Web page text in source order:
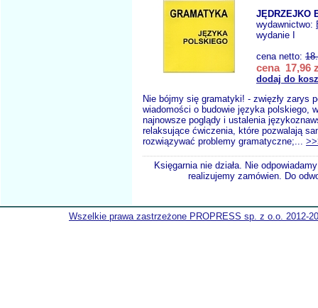
JĘDRZEJKO
wydawnictwo:
wydanie I
cena netto:
cena 17,96
dodaj do
Nie bójmy się gramatyki! - zwięzły zarys
wiadomości o budowie języka polskiego,
najnowsze poglądy i ustalenia
relaksujące ćwiczenia, które pozwalają
rozwiązywać problemy gramatyczne;...
Księgarnia nie działa. Nie
realizujemy zamówien. Do
Wszelkie prawa zastrzeżone PROPRESS sp. z o.o. 2012-